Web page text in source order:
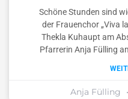
Schöne Stunden sind
der Frauenchor „Viva
Thekla Kuhaupt am
Pfarrerin Anja Fülling
Anja Fülling